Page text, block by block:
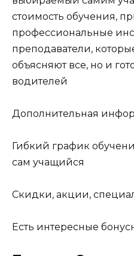
стоимость обучения,
профессиональные
преподаватели,
объясняют все, но и
водителей
Дополнительная
Гибкий график
сам учащийся
Скидки, акции,
Есть интересные